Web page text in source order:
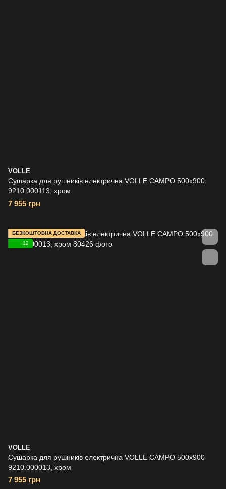
VOLLE
Сушарка для рушників електрична VOLLE CAMPO 500x900
9210.000113, хром
7 955 грн
БЕЗКОШТОВНА ДОСТАВКА
12
VOLLE
Сушарка для рушників електрична VOLLE CAMPO 500x900
9210.000013, хром
7 955 грн